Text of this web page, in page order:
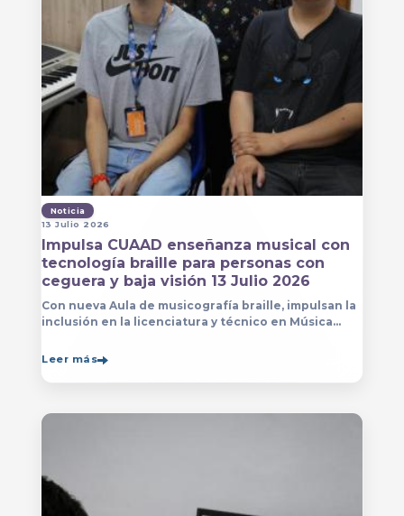
Noticia
13 Julio 2026
Impulsa CUAAD enseñanza musical con
tecnología braille para personas con
ceguera y baja visión 13 Julio 2026
Con nueva Aula de musicografía braille, impulsan la
inclusión en la licenciatura y técnico en Música
formen con mayor autonomía
Leer más